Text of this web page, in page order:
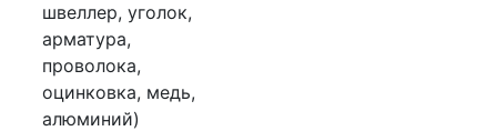
швеллер, уголок,
арматура,
проволока,
оцинковка, медь,
алюминий)